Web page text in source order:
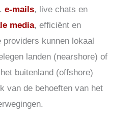
e-mails, live chats en
media, efficiënt en
providers kunnen lokaal
landen (nearshore) of
buitenland (offshore)
van de behoeften van het